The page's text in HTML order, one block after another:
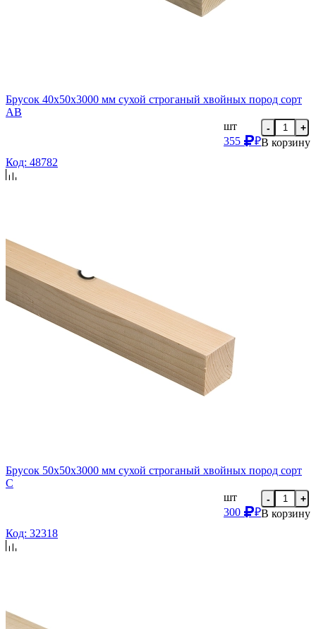
Брусок 40х50х3000 мм сухой строганый хвойных пород сорт
AB
шт
355
₽
- +
В корзину
Код: 48782
Брусок 50х50х3000 мм сухой строганый хвойных пород сорт
C
шт
300
₽
- +
В корзину
Код: 32318